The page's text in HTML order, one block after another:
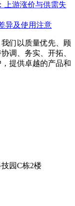
上游涨价与供需失
异及使用注意
们以质量优先、顾
调、务实、开拓、
提供卓越的产品和
园C栋2楼